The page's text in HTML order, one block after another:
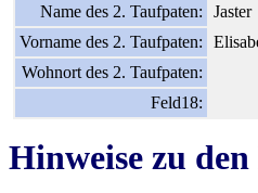
Name des 2. Taufpaten:
Jaster
Vorname des 2. Taufpaten:
Wohnort des 2. Taufpaten:
Feld18:
Hinweise zu